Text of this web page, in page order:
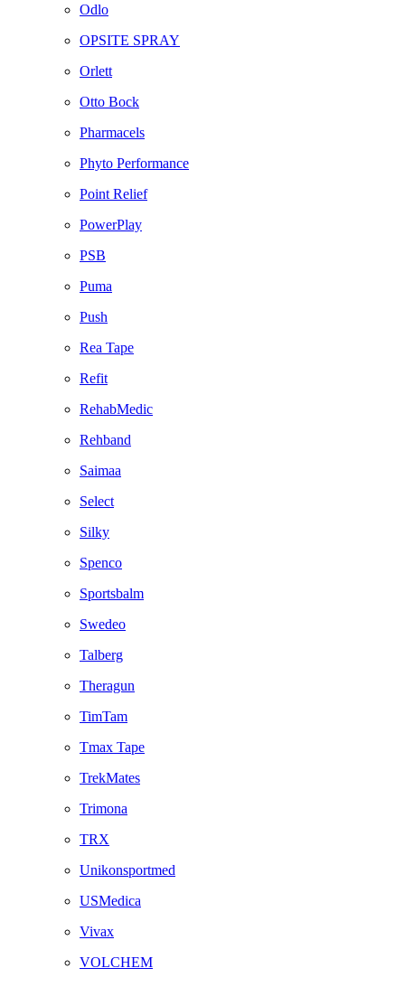
Odlo
OPSITE SPRAY
Orlett
Otto Bock
Pharmacels
Phyto Performance
Point Relief
PowerPlay
PSB
Puma
Push
Rea Tape
Refit
RehabMedic
Rehband
Saimaa
Select
Silky
Spenco
Sportsbalm
Swedeo
Talberg
Theragun
TimTam
Tmax Tape
TrekMates
Trimona
TRX
Unikonsportmed
USMedica
Vivax
VOLCHEM